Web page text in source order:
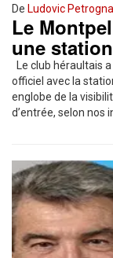
De Ludovic
Le
une
Le club héraultais
officiel avec la
englobe de la
d’entrée, selon nos